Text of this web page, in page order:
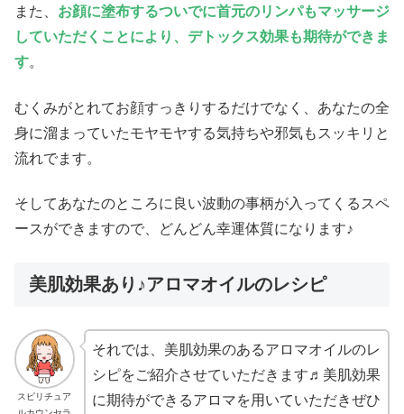
また、 お顔に塗布するついでに首元のリンパもマッサージ
していただくことにより、デトックス効果も期待ができま
す。
むくみがとれてお顔すっきりするだけでなく、あなたの全
身に溜まっていたモヤモヤする気持ちや邪気もスッキリと
流れでます。
そしてあなたのところに良い波動の事柄が入ってくるスペ
ースができますので、どんどん幸運体質になります♪
美肌効果あり♪アロマオイルのレシピ
スピリチュア
それでは、美肌効果のあるアロマオイルのレ
シピをご紹介させていただきます♬美肌効果
に期待ができるアロマを用いていただきぜひ